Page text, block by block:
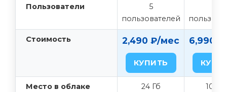
Пользователи
5
пользователей
Стоимость 2,490 ₽/мес
КУПИТЬ
6,990
Место в облаке 24 Гб 100